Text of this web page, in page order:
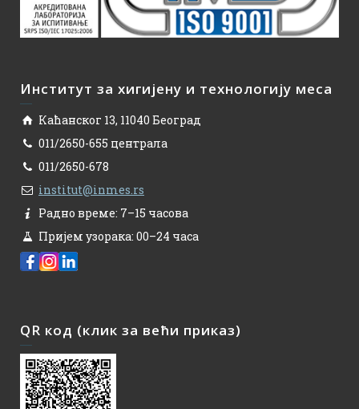
Институт за хигијену и технологију меса
Каћанског 13, 11040 Београд
011/2650-655 централа
011/2650-678
institut@inmes.rs
Радно време: 7–15 часова
Пријем узорака: 00–24 часа
QR код (клик за већи приказ)